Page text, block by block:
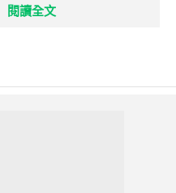
閱讀全文